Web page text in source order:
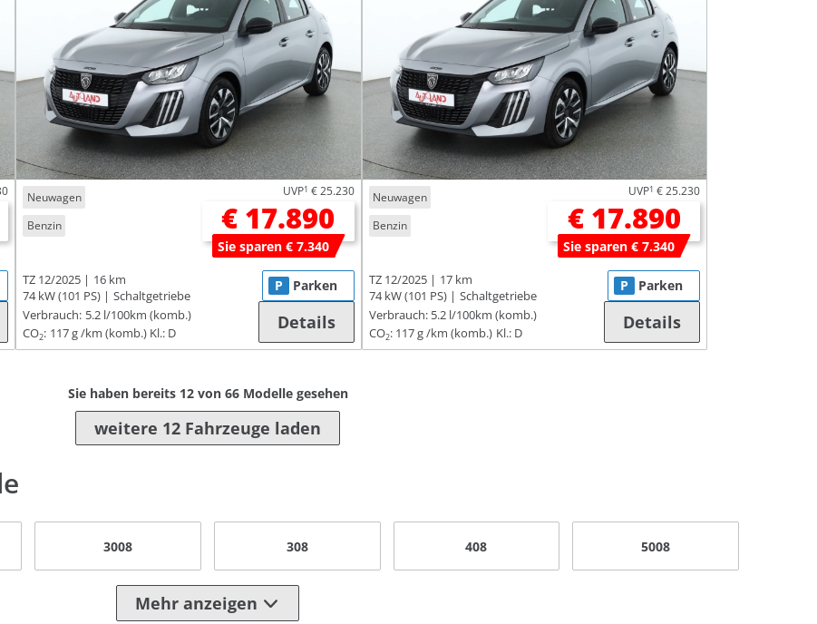
Neuwagen
Benzin
UVP1 € 25.230
€ 17.890
Sie sparen € 7.340
TZ 12/2025
16 km
74 kW (101 PS)
Schaltgetriebe
Verbrauch: 5.2 l/100km (komb.)
CO2: 117 g /km (komb.) Kl.: D
P Parken
Details
Neuwagen
Benzin
UVP1 € 25.230
€ 17.890
Sie sparen € 7.340
TZ 12/2025
17 km
74 kW (101 PS)
Schaltgetriebe
Verbrauch: 5.2 l/100km (komb.)
CO2: 117 g /km (komb.) Kl.: D
P Parken
Details
Sie haben bereits 12von 66Modelle gesehen
weitere 12 Fahrzeuge laden
3008 308 408 5008
Mehr anzeigen